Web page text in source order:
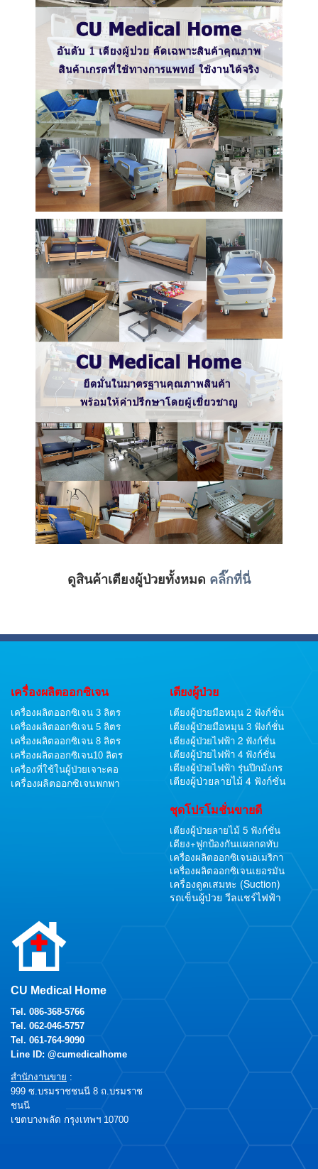
ดูสินค้าเตียงผู้ป่วยทั้งหมด คลิ๊กที่นี่
เครื่องผลิตออกซิเจน
เครื่องผลิตออกซิเจน 3 ลิตร
เครื่องผลิตออกซิเจน 5 ลิตร
เครื่องผลิตออกซิเจน 8 ลิตร
เครื่องผลิตออกซิเจน10 ลิตร
เครื่องที่ใช้ในผู้ป่วยเจาะคอ
เครื่องผลิตออกซิเจนพกพา
เตียงผู้ป่วย
เตียงผู้ป่วยมือหมุน 2 ฟังก์ชั่น
เตียงผู้ป่วยมือหมุน 3 ฟังก์ชั่น
เตียงผู้ป่วยไฟฟ้า 2 ฟังก์ชั่น
เตียงผู้ป่วยไฟฟ้า 4 ฟังก์ชั่น
เตียงผู้ป่วยไฟฟ้า รุ่นปีกมังกร
เตียงผู้ป่วยลายไม้ 4 ฟังก์ชั่น
ชุดโปรโมชั่นขายดี
เตียงผู้ป่วยลายไม้ 5 ฟังก์ชั่น
เตียง+ฟูกป้องกันแผลกดทับ
เครื่องผลิตออกซิเจนอเมริกา
เครื่องผลิตออกซิเจนเยอรมัน
เครื่องดูดเสมหะ (Suction)
รถเข็นผู้ป่วย วีลแชร์ไฟฟ้า
CU Medical Home
Tel. 086-368-5766
Tel. 062-046-5757
Tel. 061-764-9090
Line ID: @cumedicalhome
สำนักงานขาย :
999 ซ.บรมราชชนนี 8 ถ.บรมราช
ชนนี
เขตบางพลัด กรุงเทพฯ 10700